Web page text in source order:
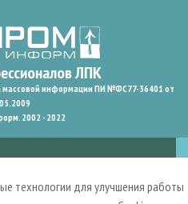
массовой информации ПИ №ФС77-36401 от
2002 - 2022
технологии для улучшения работы